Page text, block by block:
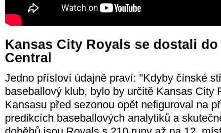
Kansas City Royals se dostali
Central
Jedno přísloví údajně praví: "Kdyby čínské
baseballový klub, bylo by určitě Kansas City
Kansasu před sezonou opět nefiguroval na
predikcích baseballových analytiků a